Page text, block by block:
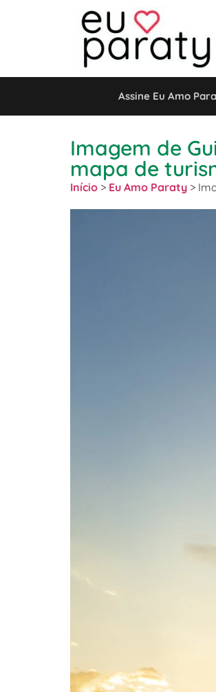
Assine Eu Amo
Imagem de
mapa de
Início > Eu Amo Paraty >